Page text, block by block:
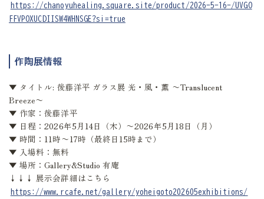
https://chanoyuhealing.square.site/product/2026-5-16-/UVGO
FFVPOXUCDIISW4WHNSGE?si=true
作陶展情報
▼ タイトル: 後藤洋平 ガラス展 光・風・薫 〜Translucent
Breeze〜
▼ 作家：後藤洋平
▼ 日程：2026年5月14日（木）〜2026年5月18日（月）
▼ 時間：11時〜17時（最終日15時まで）
▼ 入場料：無料
▼ 場所：Gallery&Studio 有庵
↓↓↓ 展示会詳細はこちら
https://www.rcafe.net/gallery/yoheigoto202605exhibitions/